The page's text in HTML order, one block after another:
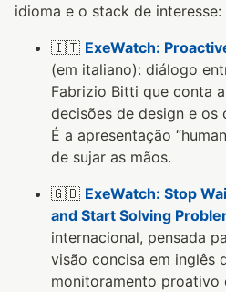
idioma e o stack de interesse:
🇮🇹 ExeWatch:
(em italiano): diálogo
Fabrizio Bitti que conta
decisões de design e os
É a apresentação
de sujar as mãos.
🇬🇧 ExeWatch: Stop
and Start Solving
internacional, pensada
visão concisa em inglês
monitoramento proativo